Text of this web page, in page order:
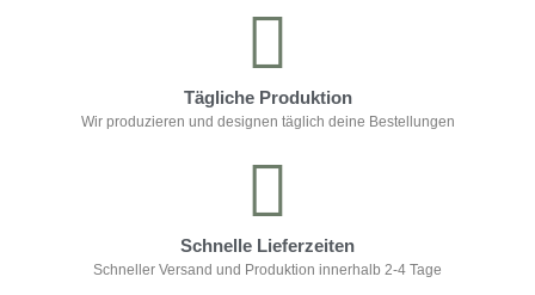
Tägliche Produktion
Wir produzieren und designen täglich deine Bestellungen
Schnelle Lieferzeiten
Schneller Versand und Produktion innerhalb 2-4 Tage